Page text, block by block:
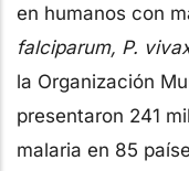
en humanos con
falciparum, P.
la Organización
presentaron 241
malaria en 85